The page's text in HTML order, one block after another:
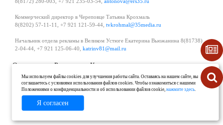
Коммерческий директор в Череповце Татьяна Крохмаль
8(8202) 57-11-11, +7 921 121-59-44, tvkrohmal@35media.ru
Начальник отдела рекламы в Великом Устюге Екатерина Вьюжанина 8(81738)
2-04-44, +7 921 125-06-40, katrinv81@mail.ru
О проекте Реклама
Контакты
Политика в области обработки и защиты персональных данных
Мы используем файлы cookies для улучшения работы сайта. Оставаясь на нашем сайте, вы
соглашаетесь с условиями использования файлов cookies. Чтобы ознакомиться с нашими
Положениями о конфиденциальности и об использовании файлов cookie,нажмите здесь.
Я согласен